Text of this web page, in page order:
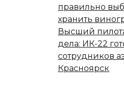
правильно
хранить
Высший
дела: ИК-22
сотрудников
Красноярск